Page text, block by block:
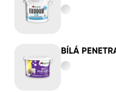
BÍLÁ